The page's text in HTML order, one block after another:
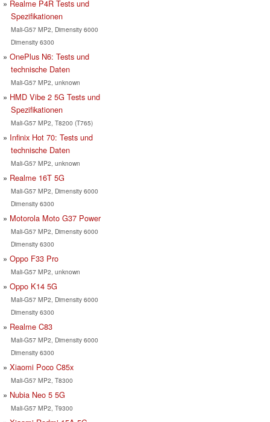
Realme P4R Tests und
Spezifikationen
Mali-G57 MP2, Dimensity 6000
Dimensity 6300
OnePlus N6: Tests und
technische Daten
Mali-G57 MP2, unknown
HMD Vibe 2 5G Tests und
Spezifikationen
Mali-G57 MP2, T8200 (T765)
Infinix Hot 70: Tests und
technische Daten
Mali-G57 MP2, unknown
Realme 16T 5G
Mali-G57 MP2, Dimensity 6000
Dimensity 6300
Motorola Moto G37 Power
Mali-G57 MP2, Dimensity 6000
Dimensity 6300
Oppo F33 Pro
Mali-G57 MP2, unknown
Oppo K14 5G
Mali-G57 MP2, Dimensity 6000
Dimensity 6300
Realme C83
Mali-G57 MP2, Dimensity 6000
Dimensity 6300
Xiaomi Poco C85x
Mali-G57 MP2, T8300
Nubia Neo 5 5G
Mali-G57 MP2, T9300